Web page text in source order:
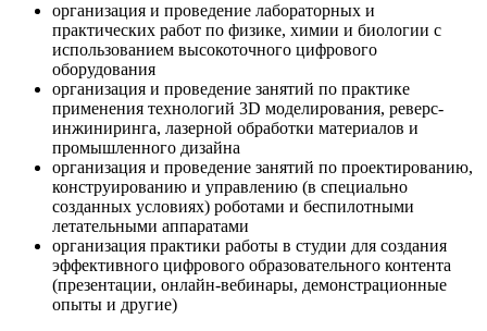
организация и проведение лабораторных и
практических работ по физике, химии и биологии с
использованием высокоточного цифрового
оборудования
организация и проведение занятий по практике
применения технологий 3D моделирования, реверс-
инжиниринга, лазерной обработки материалов и
промышленного дизайна
организация и проведение занятий по проектированию,
конструированию и управлению (в специально
созданных условиях) роботами и беспилотными
летательными аппаратами
организация практики работы в студии для создания
эффективного цифрового образовательного контента
(презентации, онлайн-вебинары, демонстрационные
опыты и другие)